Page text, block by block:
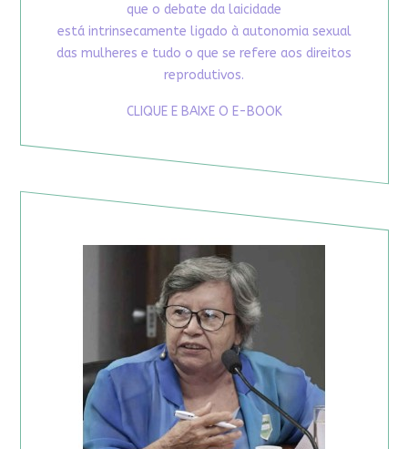
que o debate da laicidade
está intrinsecamente ligado à autonomia sexual
das mulheres e tudo o que se refere aos direitos
reprodutivos.
CLIQUE E BAIXE O E-BOOK